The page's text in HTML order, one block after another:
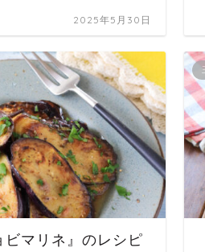
2025年5月30日
ビマリネ』のレシピ